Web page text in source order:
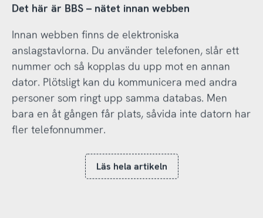
Det här är BBS – nätet innan webben
Innan webben finns de elektroniska
anslagstavlorna. Du använder telefonen, slår ett
nummer och så kopplas du upp mot en annan
dator. Plötsligt kan du kommunicera med andra
personer som ringt upp samma databas. Men
bara en åt gången får plats, såvida inte datorn har
fler telefonnummer.
Läs hela artikeln